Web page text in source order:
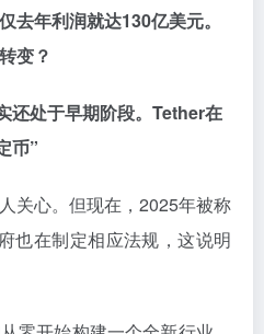
去年利润就达130亿美元。
变？
还处于早期阶段。Tether在
币”
关心。但现在，2025年被称
也在制定相应法规，这说明